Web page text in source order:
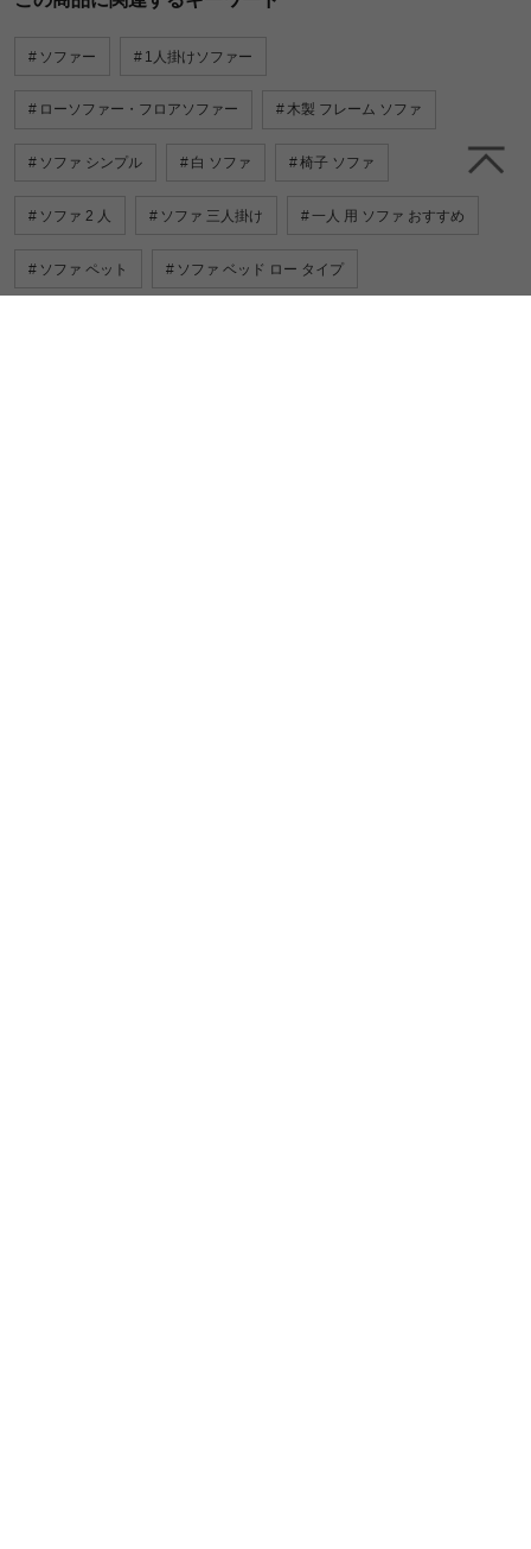
ソファー 1人掛けソファー
ローソファー・フロアソファー 木製 フレーム ソファ
ソファ シンプル 白 ソファ 椅子 ソファ
ソファ 2 人 ソファ 三人掛け 一人 用 ソファ おすすめ
ソファ ペット ソファ ベッド ロー タイプ